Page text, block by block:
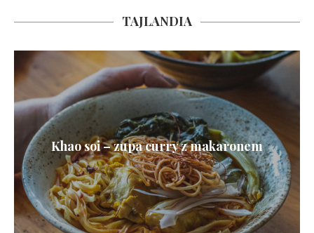
TAJLANDIA
Khao soi – zupa curry z makaronem